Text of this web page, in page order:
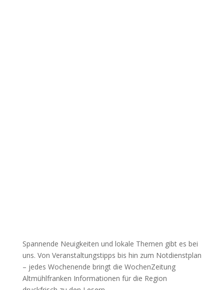
Spannende Neuigkeiten und lokale Themen gibt es bei
uns. Von Veranstaltungstipps bis hin zum Notdienstplan
– jedes Wochenende bringt die WochenZeitung
Altmühlfranken Informationen für die Region